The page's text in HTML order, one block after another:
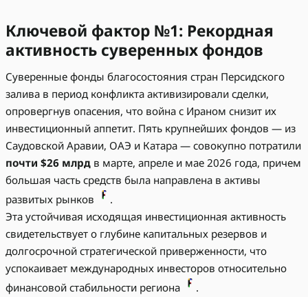
Ключевой фактор №1: Рекордная
активность суверенных фондов
Суверенные фонды благосостояния стран Персидского
залива в период конфликта активизировали сделки,
опровергнув опасения, что война с Ираном снизит их
инвестиционный аппетит. Пять крупнейших фондов — из
Саудовской Аравии, ОАЭ и Катара — совокупно потратили
почти $26 млрд в марте, апреле и мае 2026 года, причем
большая часть средств была направлена в активы
развитых рынков
.
Эта устойчивая исходящая инвестиционная активность
свидетельствует о глубине капитальных резервов и
долгосрочной стратегической приверженности, что
успокаивает международных инвесторов относительно
финансовой стабильности региона
.